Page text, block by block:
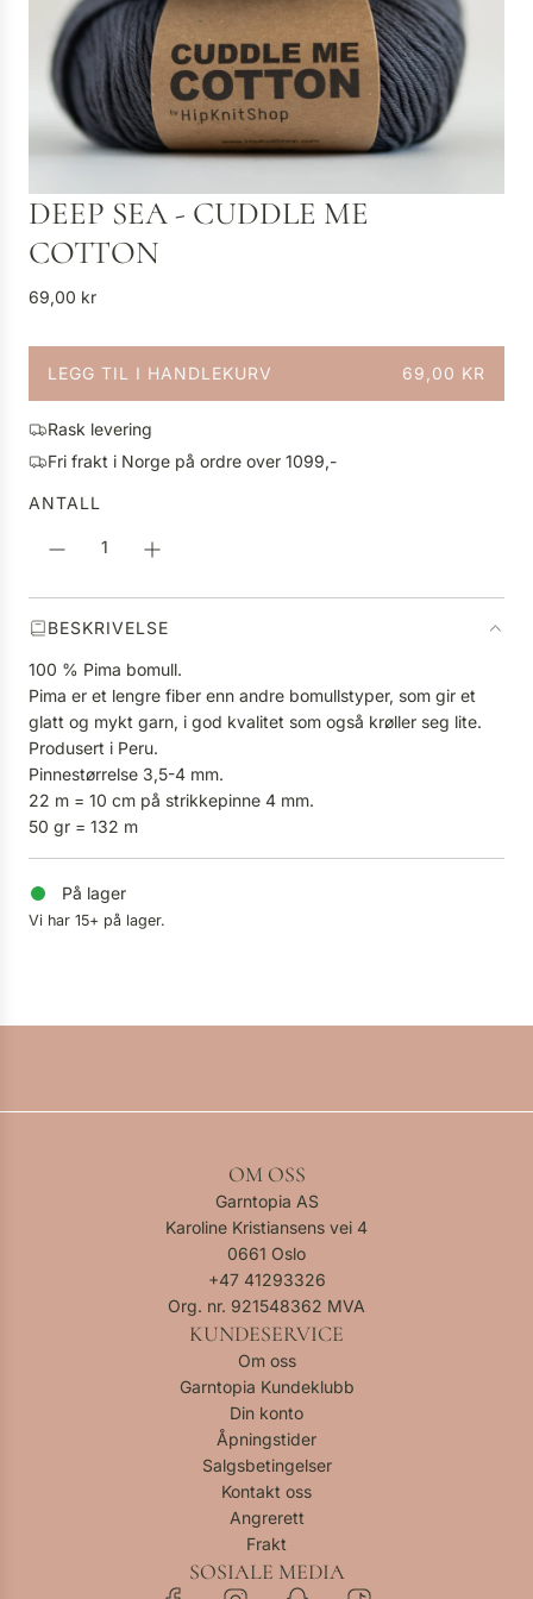
DEEP SEA - CUDDLE ME
COTTON
V
n
i
g
p
i
69,00 kr
LEGG TIL I HANDLEKURV 69,00 KR
L
S
T
R
.
Rask levering
Fri frakt i Norge på ordre over 1099,-
ANTALL
BESKRIVELSE
100 % Pima bomull.
Pima er et lengre fiber enn andre bomullstyper, som gir et
glatt og mykt garn, i god kvalitet som også krøller seg lite.
Produsert i Peru.
Pinnestørrelse 3,5-4 mm.
22 m = 10 cm på strikkepinne 4 mm.
50 gr = 132 m
På lager
Vi har 15+ på lager.
OM OSS
Garntopia AS
Karoline Kristiansens vei 4
0661 Oslo
+47 41293326
Org. nr. 921548362 MVA
KUNDESERVICE
Om oss
Garntopia Kundeklubb
Din konto
Åpningstider
Salgsbetingelser
Kontakt oss
Angrerett
Frakt
SOSIALE MEDIA